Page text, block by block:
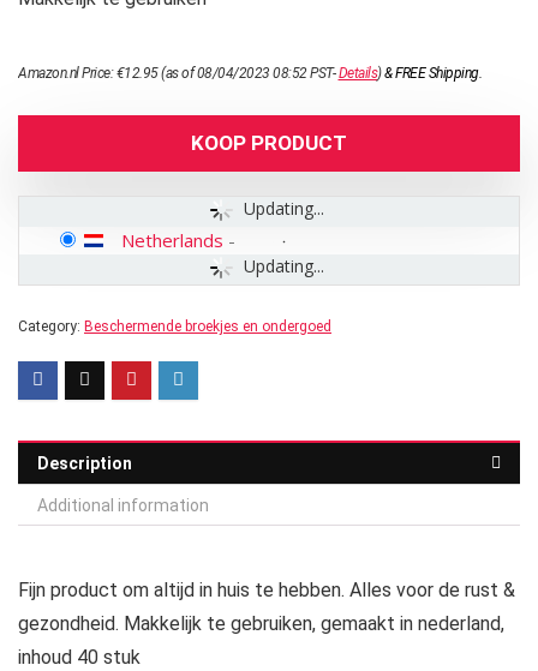
Amazon.nl Price:€12.95(as of 08/04/2023 08:52 PST-Details)&FREE Shipping.
KOOP PRODUCT
Updating...
Updating...
Netherlands -
Category: Beschermende broekjes en ondergoed
Description
Additional information
Fijn product om altijd in huis te hebben. Alles voor de rust &
gezondheid. Makkelijk te gebruiken, gemaakt in nederland,
inhoud 40 stuk